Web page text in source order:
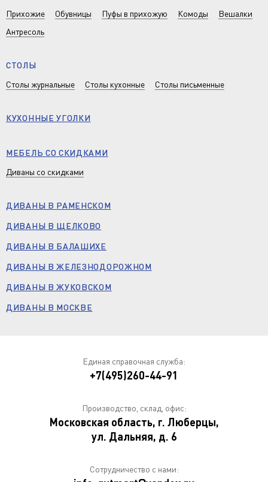
Прихожие
Обувницы Пуфы в прихожую Комоды
Вешалки
Антресоль
СТОЛЫ
Столы журнальные
Столы кухонные Столы письменные
КУХОННЫЕ УГОЛКИ
МЕБЕЛЬ СО СКИДКАМИ
Диваны со скидками
ДИВАНЫ В РАМЕНСКОМ
ДИВАНЫ В ЩЕЛКОВО
ДИВАНЫ В БАЛАШИХЕ
ДИВАНЫ В ЖЕЛЕЗНОДОРОЖНОМ
ДИВАНЫ В ЖУКОВСКОМ
ДИВАНЫ В МОСКВЕ
Единая справочная служба:
+7(495)260-44-91
Производство, склад, офис:
Московская область, г. Люберцы,
ул. Дальняя, д. 6
Сотрудничество с нами: